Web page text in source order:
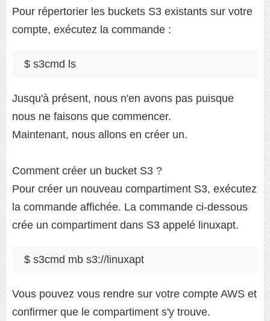
Pour répertorier les buckets S3 existants sur votre
compte, exécutez la commande :
$ s3cmd ls
Jusqu'à présent, nous n'en avons pas puisque
nous ne faisons que commencer.
Maintenant, nous allons en créer un.
Comment créer un bucket S3 ?
Pour créer un nouveau compartiment S3, exécutez
la commande affichée. La commande ci-dessous
crée un compartiment dans S3 appelé linuxapt.
$ s3cmd mb s3://linuxapt
Vous pouvez vous rendre sur votre compte AWS et
confirmer que le compartiment s'y trouve.